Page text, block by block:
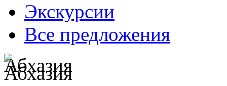
Экскурсии
Все предложения
Абхазия